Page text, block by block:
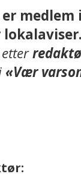
medlem i
etter
«Vær